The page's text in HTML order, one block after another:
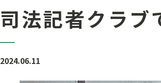
司法記者クラブ
2024.06.11